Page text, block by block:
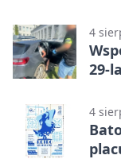
4
29-
4